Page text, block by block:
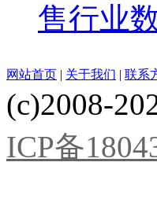
售行业
网站首页 | 关于我们 | 联系
(c)2008-
ICP备